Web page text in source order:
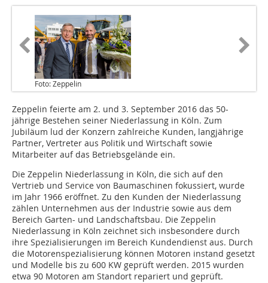
Foto: Zeppelin
Zeppelin feierte am 2. und 3. September 2016 das 50-
jährige Bestehen seiner Niederlassung in Köln. Zum
Jubiläum lud der Konzern zahlreiche Kunden, langjährige
Partner, Vertreter aus Politik und Wirtschaft sowie
Mitarbeiter auf das Betriebsgelände ein.
Die Zeppelin Niederlassung in Köln, die sich auf den
Vertrieb und Service von Baumaschinen fokussiert, wurde
im Jahr 1966 eröffnet. Zu den Kunden der Niederlassung
zählen Unternehmen aus der Industrie sowie aus dem
Bereich Garten- und Landschaftsbau. Die Zeppelin
Niederlassung in Köln zeichnet sich insbesondere durch
ihre Spezialisierungen im Bereich Kundendienst aus. Durch
die Motorenspezialisierung können Motoren instand gesetzt
und Modelle bis zu 600 KW geprüft werden. 2015 wurden
etwa 90 Motoren am Standort repariert und geprüft.